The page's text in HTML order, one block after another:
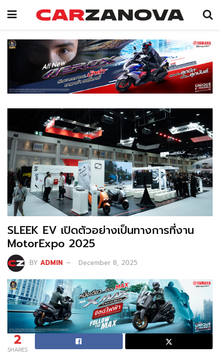
SLEEK EV เปิดตัวอย่างเป็นทางการที่งาน
MotorExpo 2025
BY ADMIN December 8, 2025
2
SHARES